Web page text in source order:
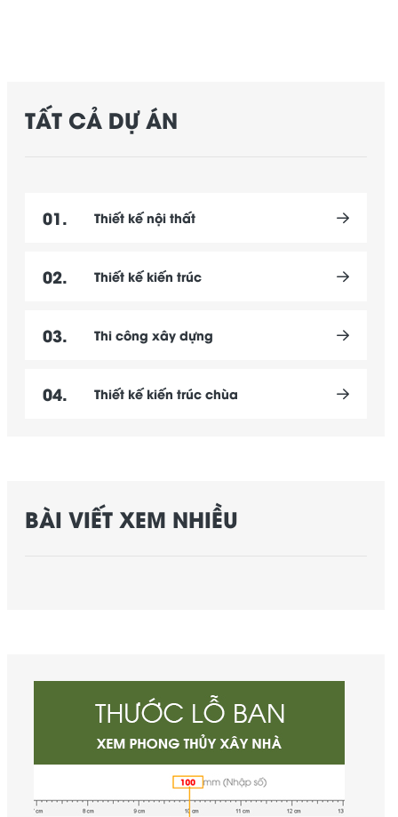
TẤT CẢ DỰ ÁN
01. Thiết kế nội thất
02. Thiết kế kiến trúc
03. Thi công xây dựng
04. Thiết kế kiến trúc chùa
BÀI VIẾT XEM NHIỀU